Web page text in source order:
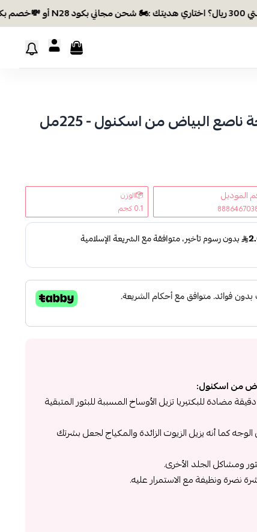
البياض من اسكنول - 225مل
الموديل
الوزن
0.1 كجم
من اسكنول:
مضادة للبكتيريا تزيل الأوساخ المسببة للبثور المتبقية
كما أنه يزيل الزيوت الزائدة والمكياج لجعل بشرتك
ومشاكل الجلد الأخرى.
ونظيفة مع الاستمرار عليه.